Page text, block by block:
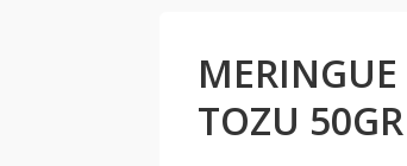
TOZU 50GR